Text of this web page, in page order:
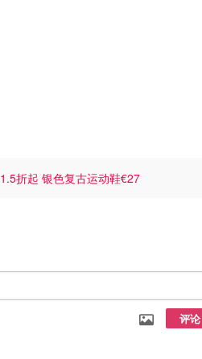
1.5折起 银色复古运动鞋€27
评论